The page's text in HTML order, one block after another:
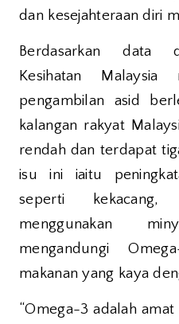
dan kesejahteraan diri
Berdasarkan data
Kesihatan Malaysia
pengambilan asid
kalangan rakyat
rendah dan terdapat
isu ini iaitu
seperti
menggunakan
mengandungi
makanan yang kaya
“Omega-3 adalah